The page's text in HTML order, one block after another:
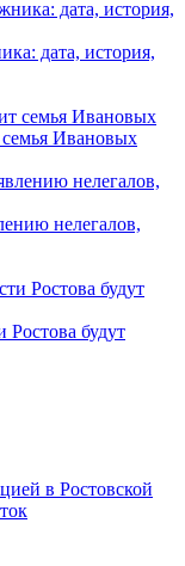
дата, история,
семья Ивановых
нелегалов,
Ростова будут
в Ростовской